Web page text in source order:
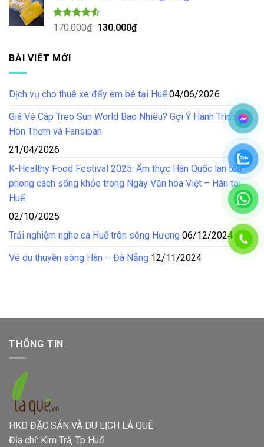
150.000₫.
125.000₫.
Được xếp
4.50
170.000₫ Giá
130.000₫Giá
BÀI VIẾT MỚI
Dịch vụ cho thuê xe đẩy em bé tại Huế 04/06/2026
Giá Vé Cáp Treo Sun World Bao Nhiêu? Gợi Ý Hành Trình Tại
Hòn Thơm và Fansipan
21/04/2026
K-Healthy Food Festival 2025: Ẩm thực Hàn Quốc lan tỏa
phong cách sống khỏe trong Ngày Văn hóa Việt – Hàn tại
Huế
02/10/2025
Trải nghiệm nghe ca Huế trên sông Hương 06/12/2024
Vé du thuyền sông Hàn – Đà Nẵng 12/11/2024
THÔNG TIN
HKD ĐẶC SẢN VÀ DU LỊCH LÁ QUÊ
Địa chỉ: Kim Trà, Tp Huế